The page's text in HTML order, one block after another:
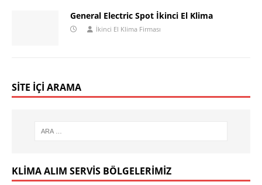
General Electric Spot İkinci El Klima
İkinci El Klima Firması
SITE İÇI ARAMA
KLIMA ALIM SERVIS BÖLGELERIMIZ